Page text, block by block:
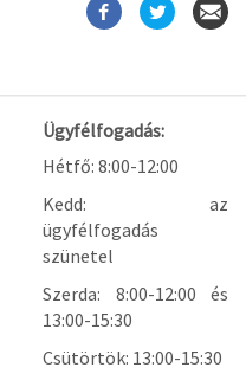
Ügyfélfogadás:
Hétfő: 8:00-12:00
Kedd: az
ügyfélfogadás
szünetel
Szerda: 8:00-12:00 és
13:00-15:30
Csütörtök: 13:00-15:30